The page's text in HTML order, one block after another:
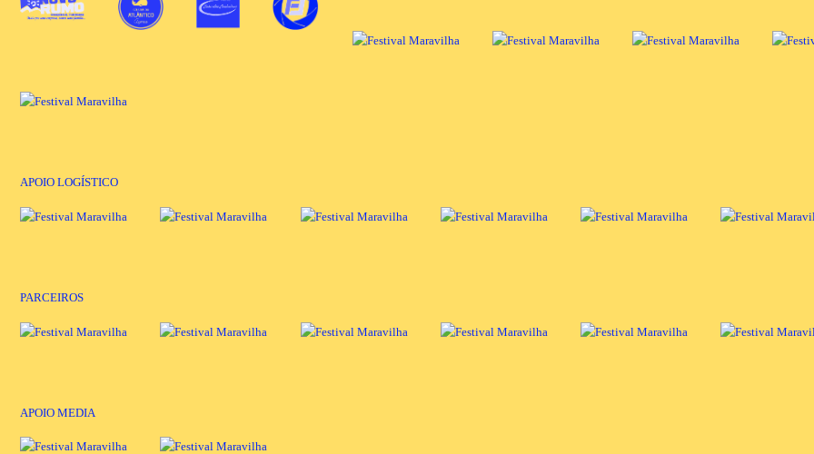
APOIO LOGÍSTICO
PARCEIROS
APOIO MEDIA